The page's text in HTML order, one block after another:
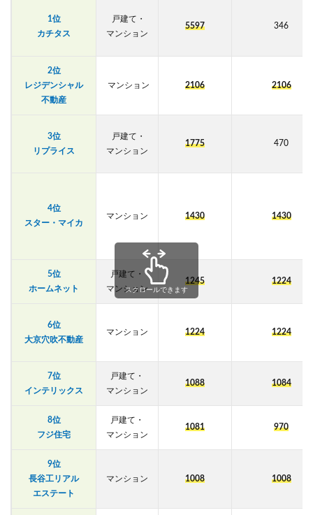
1位
カチタス
戸建て・
マンション
5597 346
2位
レジデンシャル
不動産
マンション 2106 2106
3位
リプライス
戸建て・
マンション
1775 470
4位
スター・マイカ
マンション 1430 1430
5位
ホームネット
戸建て・
マンション
1245 1224
6位
大京穴吹不動産
マンション 1224 1224
7位
インテリックス
戸建て・
マンション
1088 1084
8位
フジ住宅
戸建て・
マンション
1081 970
9位
長谷工リアル
エステート
マンション 1008 1008
スクロールできます